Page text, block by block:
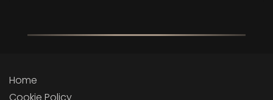
Home
Cookie Policy